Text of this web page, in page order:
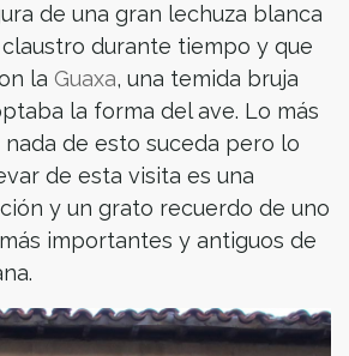
de una gran lechuza blanca
durante tiempo y que
la Guaxa, una temida bruja
la forma del ave. Lo más
de esto suceda pero lo
de esta visita es una
y un grato recuerdo de uno
importantes y antiguos de